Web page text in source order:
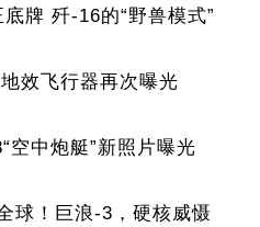
牌 歼-16的“野兽模式”
效飞行器再次曝光
空中炮艇”新照片曝光
球！巨浪-3，硬核威慑